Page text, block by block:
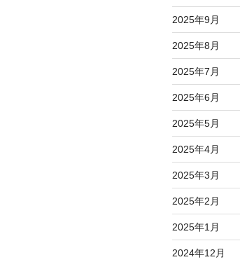
2025年9月
2025年8月
2025年7月
2025年6月
2025年5月
2025年4月
2025年3月
2025年2月
2025年1月
2024年12月